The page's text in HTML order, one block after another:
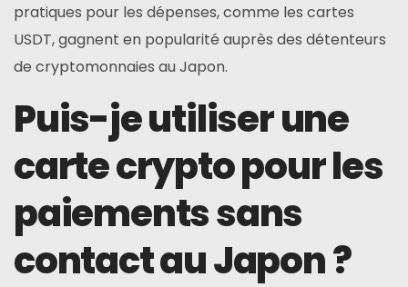
pratiques pour les dépenses, comme les cartes
USDT, gagnent en popularité auprès des détenteurs
de cryptomonnaies au Japon.
Puis-je utiliser une
carte crypto pour les
paiements sans
contact au Japon ?